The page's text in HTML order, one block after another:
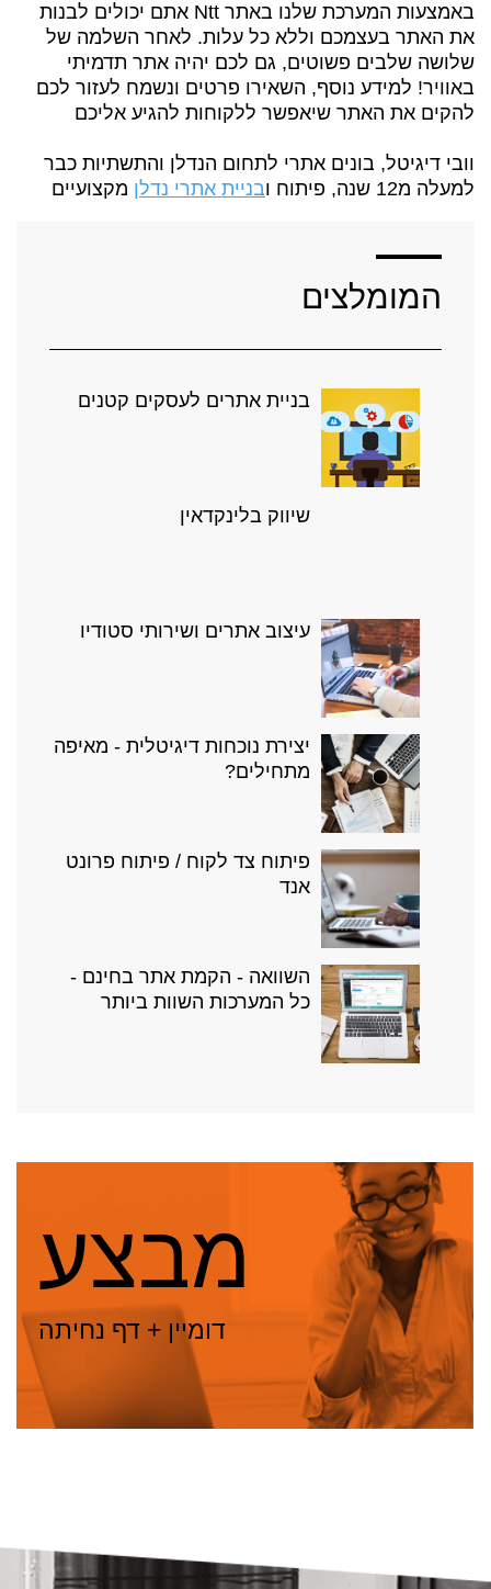
באמצעות המערכת שלנו באתר Ntt אתם יכולים לבנות
את האתר בעצמכם וללא כל עלות. לאחר השלמה של
שלושה שלבים פשוטים, גם לכם יהיה אתר תדמיתי
באוויר! למידע נוסף, השאירו פרטים ונשמח לעזור לכם
להקים את האתר שיאפשר ללקוחות להגיע אליכם
וובי דיגיטל, בונים אתרי לתחום הנדלן והתשתיות כבר
למעלה מ12 שנה, פיתוח ו
בניית אתרי נדלן מקצועיים
המומלצים
בניית אתרים לעסקים קטנים
שיווק בלינקדאין
עיצוב אתרים ושירותי סטודיו
יצירת נוכחות דיגיטלית - מאיפה
מתחילים?
פיתוח צד לקוח / פיתוח פרונט
אנד
השוואה - הקמת אתר בחינם -
כל המערכות השוות ביותר
מבצע
דומיין + דף נחיתה